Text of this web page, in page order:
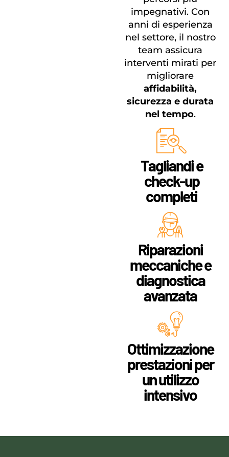
impegnativi. Con
anni di esperienza
nel settore, il nostro
team assicura
interventi mirati per
migliorare
affidabilità,
sicurezza e durata
nel tempo.
Tagliandi e
check-up
completi
Riparazioni
meccaniche e
diagnostica
avanzata
Ottimizzazione
prestazioni per
un utilizzo
intensivo